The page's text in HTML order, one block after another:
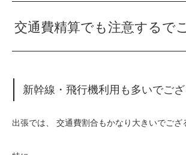
交通費精算でも注意するで
新幹線・飛行機利用も多いでござ
出張では、 交通費割合もかなり大きいでござ